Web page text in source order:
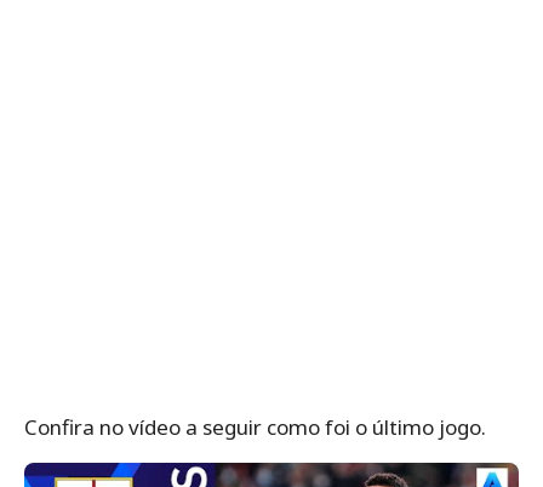
Confira no vídeo a seguir como foi o último jogo.